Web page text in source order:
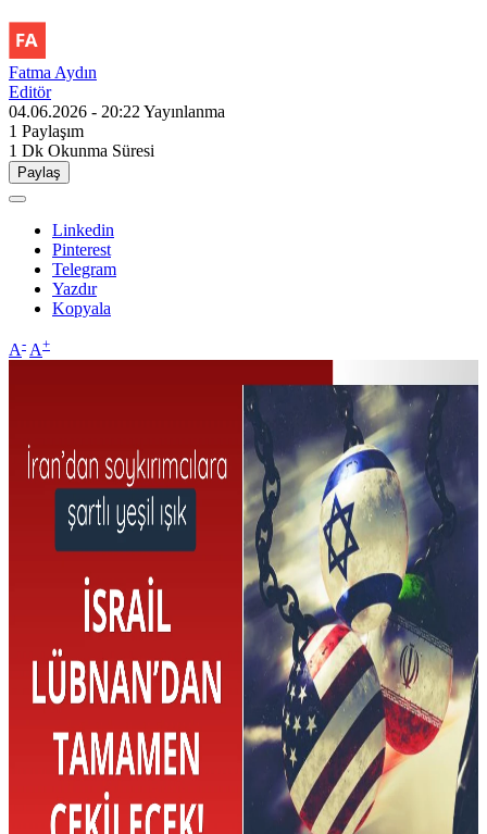
Fatma Aydın
Editör
04.06.2026 - 20:22 Yayınlanma
1 Paylaşım
1 Dk Okunma Süresi
Paylaş
Linkedin
Pinterest
Telegram
Yazdır
Kopyala
A- A+